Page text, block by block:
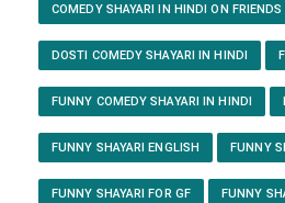
COMEDY SHAYARI IN HINDI ON FRIENDS
DOSTI COMEDY SHAYARI IN HINDI
FUNNY COMEDY SHAYARI IN HINDI
FUNNY SHAYARI ENGLISH FUNNY
FUNNY SHAYARI FOR GF FUNNY